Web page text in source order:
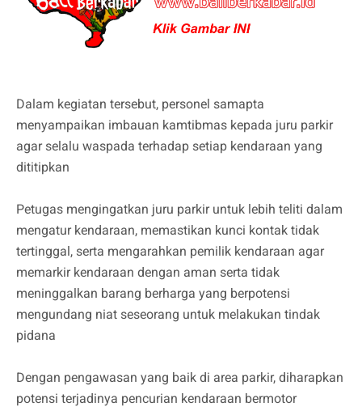
Dalam kegiatan tersebut, personel samapta
menyampaikan imbauan kamtibmas kepada juru parkir
agar selalu waspada terhadap setiap kendaraan yang
dititipkan
Petugas mengingatkan juru parkir untuk lebih teliti dalam
mengatur kendaraan, memastikan kunci kontak tidak
tertinggal, serta mengarahkan pemilik kendaraan agar
memarkir kendaraan dengan aman serta tidak
meninggalkan barang berharga yang berpotensi
mengundang niat seseorang untuk melakukan tindak
pidana
Dengan pengawasan yang baik di area parkir, diharapkan
potensi terjadinya pencurian kendaraan bermotor